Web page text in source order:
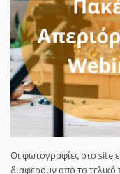
Οι φωτογραφίες στο site
διαφέρουν από το τελικό